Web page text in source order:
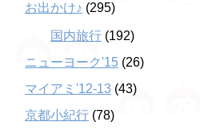
お出かけ♪ (295)
国内旅行 (192)
ニューヨーク'15 (26)
マイアミ'12-13 (43)
京都小紀行 (78)